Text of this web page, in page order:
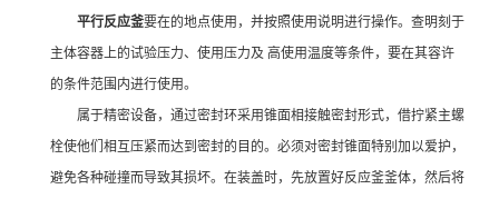
平行反应釜要在的地点使用，并按照使用说明进行操作。查明刻于
主体容器上的试验压力、使用压力及 高使用温度等条件，要在其容许
的条件范围内进行使用。
属于精密设备，通过密封环采用锥面相接触密封形式，借拧紧主螺
栓使他们相互压紧而达到密封的目的。必须对密封锥面特别加以爱护，
避免各种碰撞而导致其损坏。在装盖时，先放置好反应釜釜体，然后将